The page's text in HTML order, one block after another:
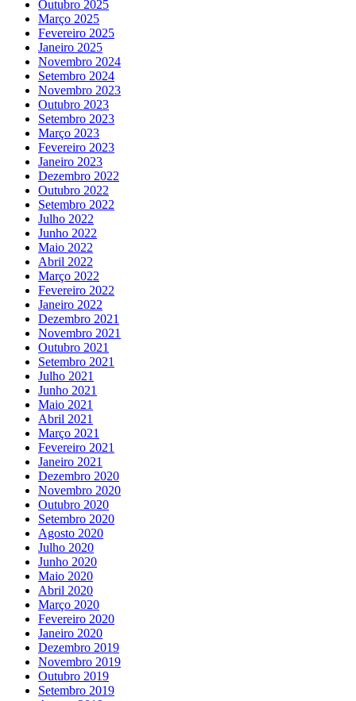
Outubro 2025
Março 2025
Fevereiro 2025
Janeiro 2025
Novembro 2024
Setembro 2024
Novembro 2023
Outubro 2023
Setembro 2023
Março 2023
Fevereiro 2023
Janeiro 2023
Dezembro 2022
Outubro 2022
Setembro 2022
Julho 2022
Junho 2022
Maio 2022
Abril 2022
Março 2022
Fevereiro 2022
Janeiro 2022
Dezembro 2021
Novembro 2021
Outubro 2021
Setembro 2021
Julho 2021
Junho 2021
Maio 2021
Abril 2021
Março 2021
Fevereiro 2021
Janeiro 2021
Dezembro 2020
Novembro 2020
Outubro 2020
Setembro 2020
Agosto 2020
Julho 2020
Junho 2020
Maio 2020
Abril 2020
Março 2020
Fevereiro 2020
Janeiro 2020
Dezembro 2019
Novembro 2019
Outubro 2019
Setembro 2019